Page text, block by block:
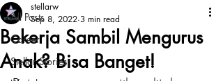
All Posts
Career
Stellar Stories
Bekerja Sambil Mengurus
Anak? Bisa Banget!
stellarw
Sep 8, 2022 3 min read